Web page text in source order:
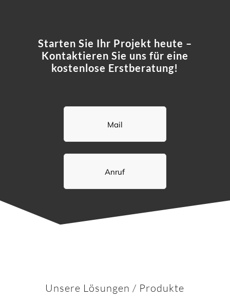
Starten Sie Ihr Projekt heute –
Kontaktieren Sie uns für eine
kostenlose Erstberatung!
Mail
Anruf
Unsere Lösungen / Produkte